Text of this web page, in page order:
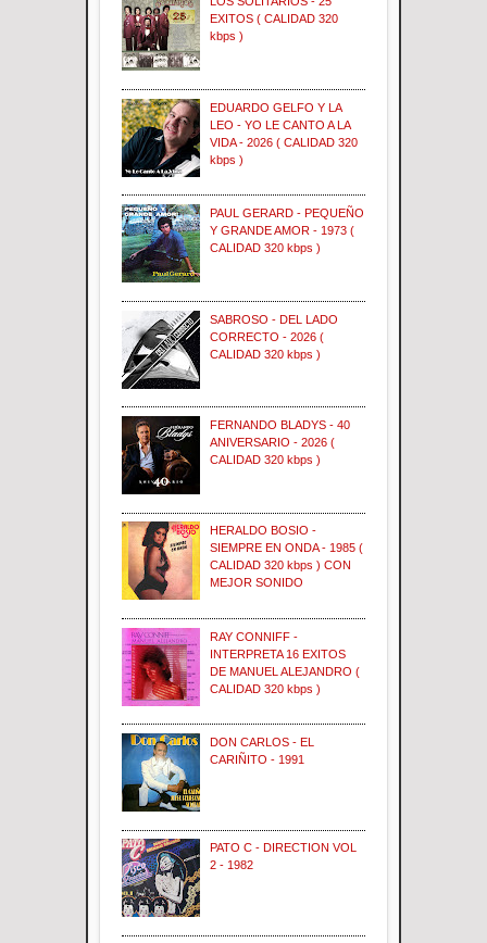
EXITOS ( CALIDAD 320
kbps )
EDUARDO GELFO Y LA
LEO - YO LE CANTO A LA
VIDA - 2026 ( CALIDAD 320
kbps )
PAUL GERARD - PEQUEÑO
Y GRANDE AMOR - 1973 (
CALIDAD 320 kbps )
SABROSO - DEL LADO
CORRECTO - 2026 (
CALIDAD 320 kbps )
FERNANDO BLADYS - 40
ANIVERSARIO - 2026 (
CALIDAD 320 kbps )
HERALDO BOSIO -
SIEMPRE EN ONDA - 1985 (
CALIDAD 320 kbps ) CON
MEJOR SONIDO
RAY CONNIFF -
INTERPRETA 16 EXITOS
DE MANUEL ALEJANDRO (
CALIDAD 320 kbps )
DON CARLOS - EL
CARIÑITO - 1991
PATO C - DIRECTION VOL
2 - 1982